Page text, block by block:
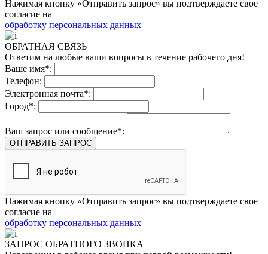
Нажимая кнопку «Отправить запрос» вы подтверждаете свое
согласие на
обработку персональных данных
ОБРАТНАЯ СВЯЗЬ
Ответим на любые ваши вопросы в течение рабочего дня!
Ваше имя*:
Телефон:
Электронная почта*:
Город*:
Ваш запрос или сообщение*:
ОТПРАВИТЬ ЗАПРОС
Нажимая кнопку «Отправить запрос» вы подтверждаете свое
согласие на
обработку персональных данных
ЗАПРОС ОБРАТНОГО ЗВОНКА